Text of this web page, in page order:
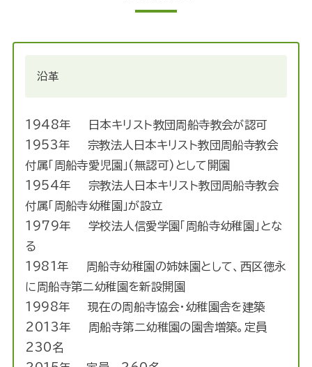
沿革
1948年 日本キリスト教団周船寺教会が認可
1953年 宗教法人日本キリスト教団周船寺教会
付属「周船寺愛児園」(無認可)として開園
1954年 宗教法人日本キリスト教団周船寺教会
付属「周船寺幼稚園」が設立
1979年 学校法人信愛学園「周船寺幼稚園」とな
る
1981年 周船寺幼稚園の姉妹園として、西区徳永
に周船寺第二幼稚園を新設開園
1998年 現在の周船寺協会・幼稚園舎を建築
2013年 周船寺第二幼稚園の園舎増築。定員
230名